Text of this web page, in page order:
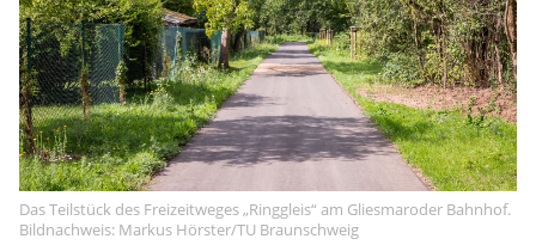
Das Teilstück des Freizeitweges „Ringgleis“ am Gliesmaroder Bahnhof.
Bildnachweis: Markus Hörster/TU Braunschweig